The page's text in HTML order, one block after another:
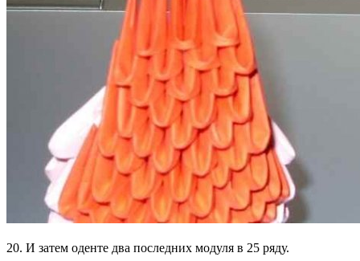
20. И затем оденте два последних модуля в 25 ряду.